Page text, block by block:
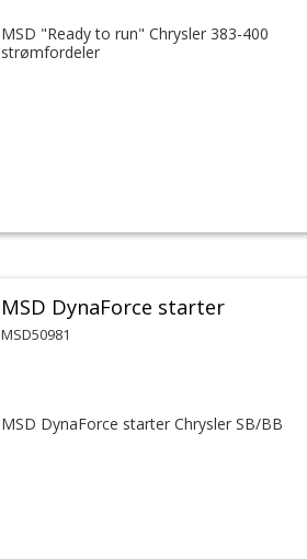
MSD "Ready to run" Chrysler 383-400
strømfordeler
MSD DynaForce starter
MSD50981
MSD DynaForce starter Chrysler SB/BB